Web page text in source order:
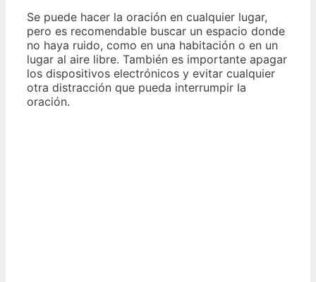
Se puede hacer la oración en cualquier lugar,
pero es recomendable buscar un espacio donde
no haya ruido, como en una habitación o en un
lugar al aire libre. También es importante apagar
los dispositivos electrónicos y evitar cualquier
otra distracción que pueda interrumpir la
oración.